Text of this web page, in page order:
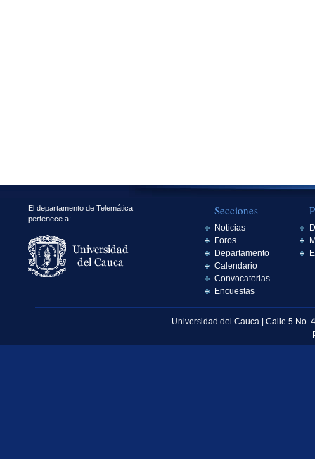
El departamento de Telemática
pertenece a:
Secciones
Noticias
Foros
Departamento
Calendario
Convocatorias
Encuestas
Universidad del Cauca | Calle 5 No.